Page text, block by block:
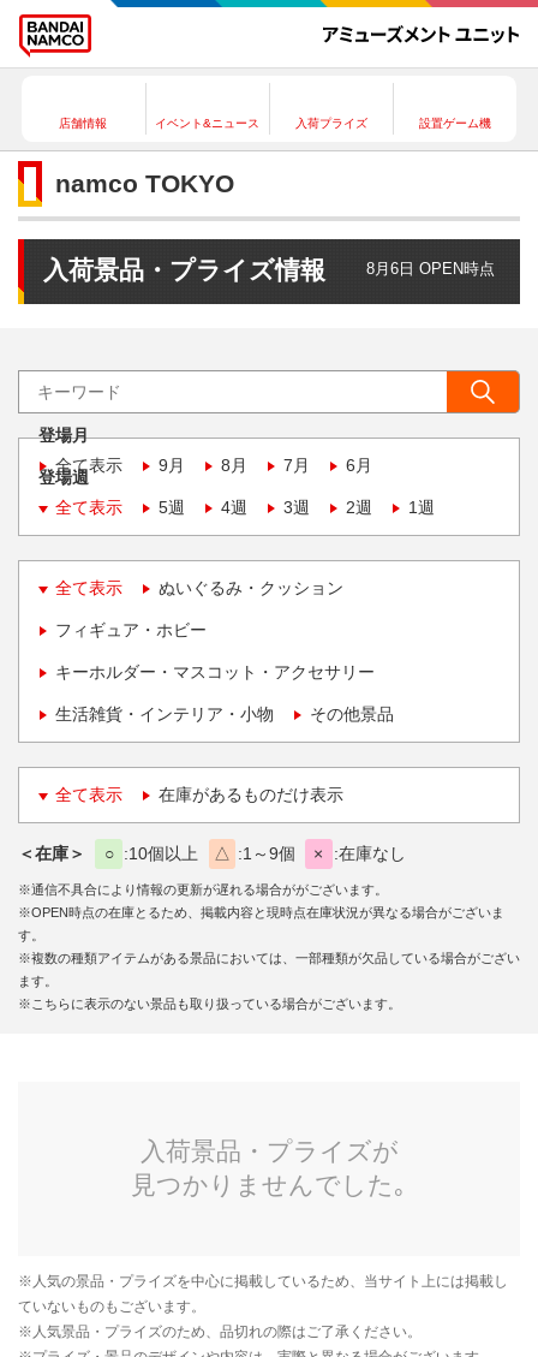
店舗情報 イベント&ニュース 入荷プライズ 設置ゲーム機
namco TOKYO
入荷景品・プライズ情報 8月6日 OPEN時点
登場月
全て表示
9月 8月 7月 6月
登場週
全て表示
5週 4週 3週 2週 1週
全て表示 ぬいぐるみ・クッション
フィギュア・ホビー
キーホルダー・マスコット・アクセサリー
生活雑貨・インテリア・小物 その他景品
全て表示 在庫があるものだけ表示
＜在庫＞ ○ 10個以上 △ 1～9個 × 在庫なし
※通信不具合により情報の更新が遅れる場合ががございます。
※OPEN時点の在庫とるため、掲載内容と現時点在庫状況が異なる場合がございま
す。
※複数の種類アイテムがある景品においては、一部種類が欠品している場合がござい
ます。
※こちらに表示のない景品も取り扱っている場合がございます。